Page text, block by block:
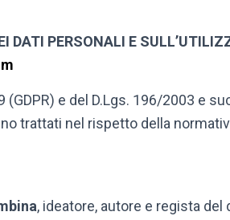
DATI PERSONALI E
e del D.Lgs. 196/2003 e
trattati nel rispetto della
, ideatore, autore e regista